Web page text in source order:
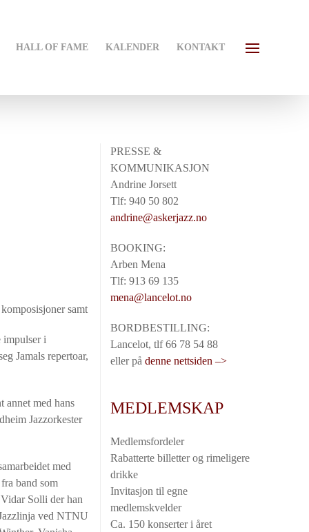
HALL OF FAME KALENDER KONTAKT
samt
impulser i
Jamals repertoar,
annet med hans
Jazzorkester
med
band som
Solli der han
ved NTNU
PRESSE &
KOMMUNIKASJON
Andrine Jorsett
Tlf: 940 50 802
andrine@askerjazz.no
BOOKING:
Arben Mena
Tlf: 913 69 135
mena@lancelot.no
BORDBESTILLING:
Lancelot, tlf 66 78 54 88
eller på denne nettsiden –>
MEDLEMSKAP
Medlemsfordeler
Rabatterte billetter og rimeligere
drikke
Invitasjon til egne
medlemskvelder
Ca. 150 konserter i året